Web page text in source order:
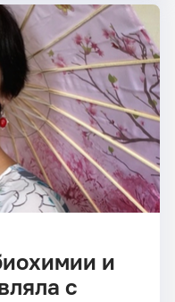
2024».
и
с